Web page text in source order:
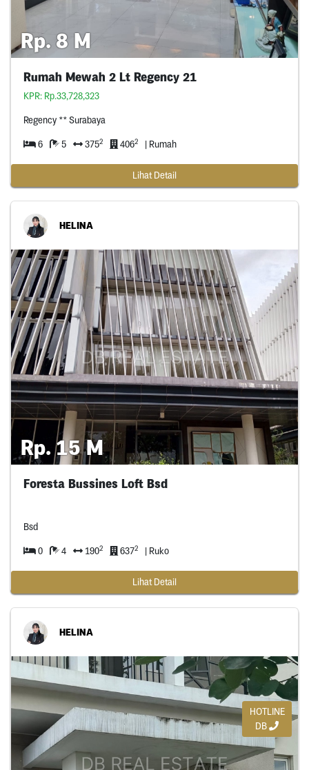
Rp. 8 M
Rumah Mewah 2 Lt Regency 21
KPR: Rp.33,728,323
Regency ** Surabaya
6 5 3752 4062 | Rumah
Lihat Detail
HELINA
Rp. 15 M
Foresta Bussines Loft Bsd
Bsd
0 4 1902 6372 | Ruko
Lihat Detail
HELINA
HOTLINE
DB